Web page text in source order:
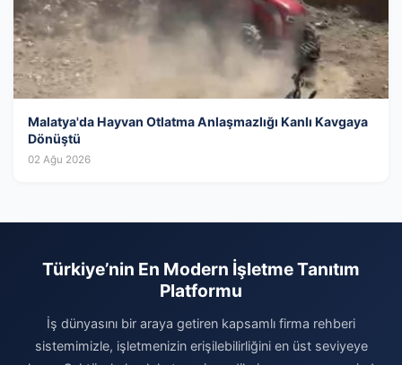
Malatya'da Hayvan Otlatma Anlaşmazlığı Kanlı Kavgaya
Dönüştü
02 Ağu 2026
Türkiye’nin En Modern İşletme Tanıtım
Platformu
İş dünyasını bir araya getiren kapsamlı firma rehberi
sistemimizle, işletmenizin erişilebilirliğini en üst seviyeye